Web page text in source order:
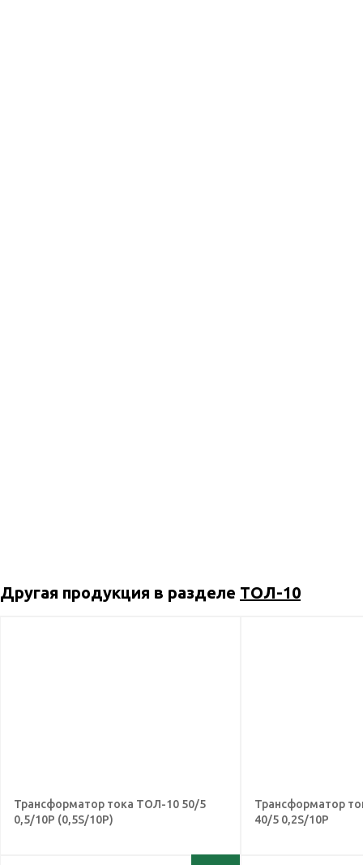
Другая продукция в разделе ТОЛ-10
Трансформатор тока ТОЛ-10 50/5
0,5/10Р (0,5S/10Р)
Трансформатор
40/5 0,2S/10Р